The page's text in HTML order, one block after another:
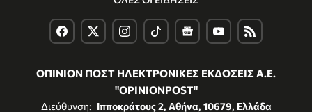
ΟΠΙΝΙΟΝ ΠΟΣΤ ΗΛΕΚΤΡΟΝΙΚΕΣ ΕΚΔΟΣΕΙΣ Α.Ε.
"OPINIONPOST"
Διεύθυνση: Ιπποκράτους 2, Αθήνα, 10679, Ελλάδα